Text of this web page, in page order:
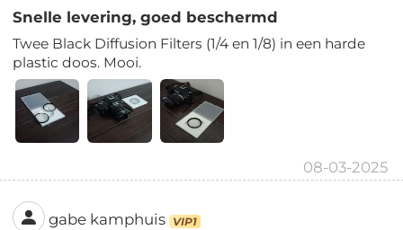
Snelle levering, goed beschermd
Twee Black Diffusion Filters (1/4 en 1/8) in een harde
plastic doos. Mooi.
08-03-2025
gabe kamphuis VIP1